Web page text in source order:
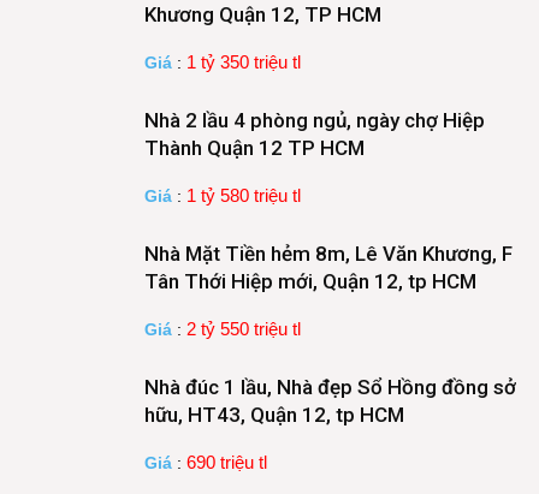
Khương Quận 12, TP HCM
Giá : 1 tỷ 350 triệu tl
Nhà 2 lầu 4 phòng ngủ, ngày chợ Hiệp
Thành Quận 12 TP HCM
Giá : 1 tỷ 580 triệu tl
Nhà Mặt Tiền hẻm 8m, Lê Văn Khương, F
Tân Thới Hiệp mới, Quận 12, tp HCM
Giá : 2 tỷ 550 triệu tl
Nhà đúc 1 lầu, Nhà đẹp Sổ Hồng đồng sở
hữu, HT43, Quận 12, tp HCM
Giá : 690 triệu tl